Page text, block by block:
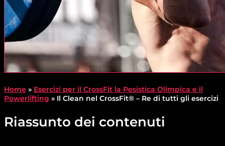
Home » Esercizi per il CrossFit la Pesistica Olimpica e il
Powerlifting » Il Clean nel CrossFit® – Re di tutti gli esercizi
Riassunto dei contenuti